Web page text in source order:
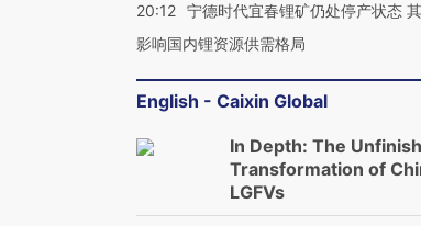
20:12 宁德时代宜春锂矿仍处停产状态
影响国内锂资源供需格局
English - Caixin Global
In Depth: The
Transformation of
LGFVs